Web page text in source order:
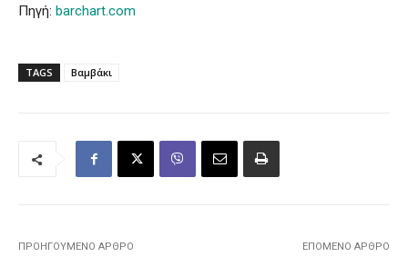
Πηγή: barchart.com
TAGS Βαμβάκι
ΠΡΟΗΓΟΎΜΕΝΟ ΆΡΘΡΟ ΕΠΌΜΕΝΟ ΆΡΘΡΟ